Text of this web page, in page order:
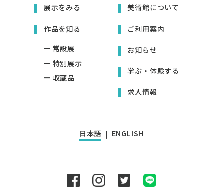
展示をみる
作品を知る
常設展
特別展示
収蔵品
美術館について
ご利用案内
お知らせ
学ぶ・体験する
求人情報
日本語 ENGLISH